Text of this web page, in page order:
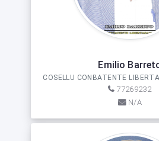
Emilio
COSELLU CONBATENTE
77269232
N/A